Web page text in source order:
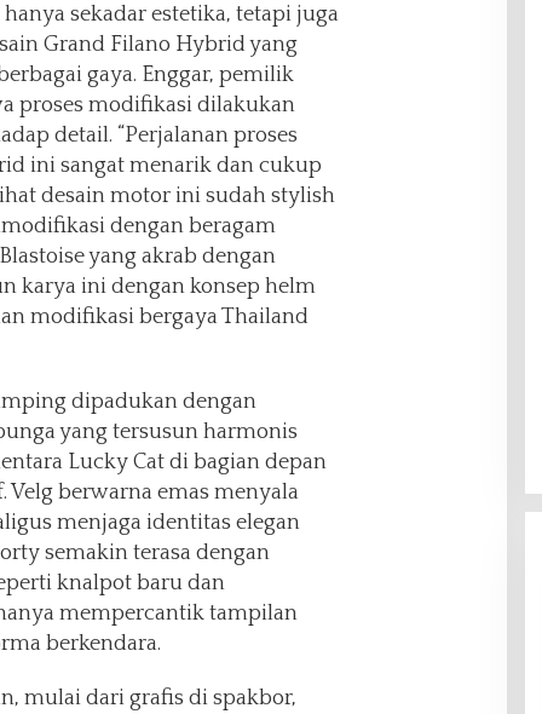
sekadar estetika, tetapi juga
Grand Filano Hybrid yang
gaya. Enggar, pemilik
proses modifikasi dilakukan
detail. “Perjalanan proses
ini sangat menarik dan cukup
desain motor ini sudah stylish
dengan beragam
yang akrab dengan
karya ini dengan konsep helm
modifikasi bergaya Thailand
dipadukan dengan
yang tersusun harmonis
Lucky Cat di bagian depan
berwarna emas menyala
menjaga identitas elegan
semakin terasa dengan
knalpot baru dan
mempercantik tampilan
berkendara.
mulai dari grafis di spakbor,